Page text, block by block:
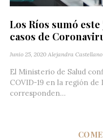
Los Ríos sumó
casos de
Junio 25, 2020 Alejandra Castellano
El Ministerio de Salud
COVID-19 en la región de
corresponden...